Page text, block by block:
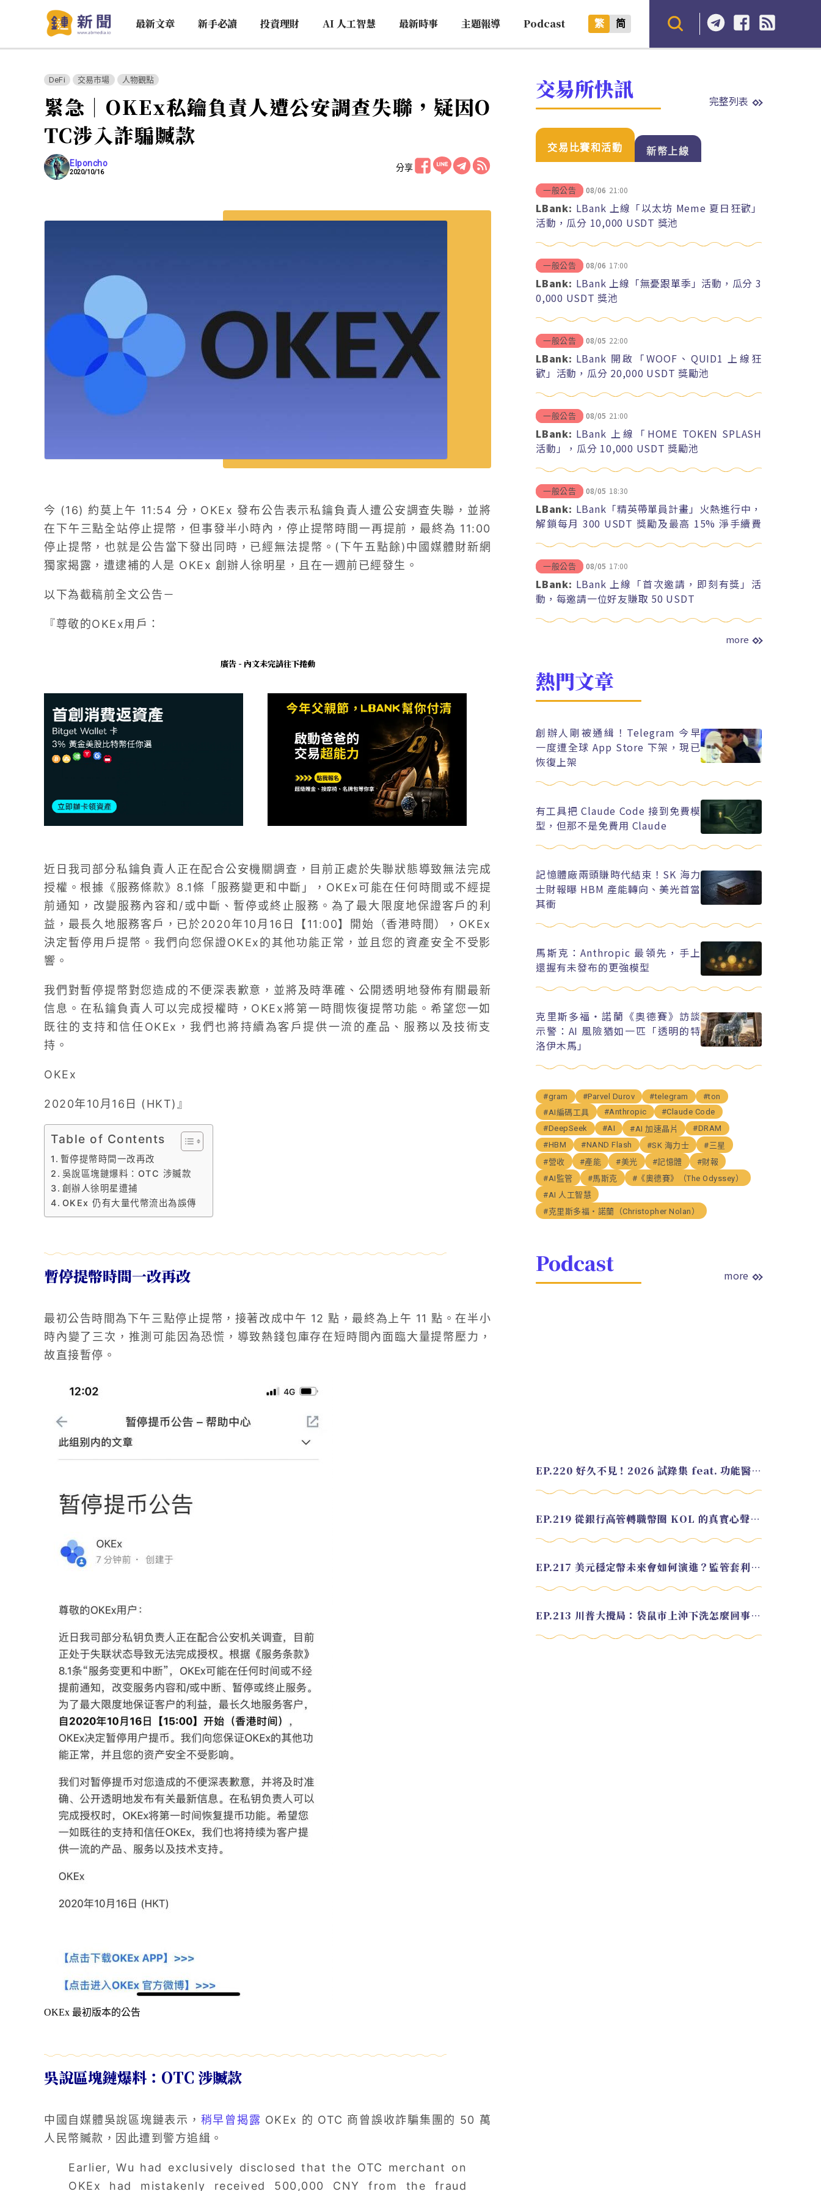
最新文章 新手必讀 投資理財 AI 人工智慧 最新時事 主題報導 Podcast 繁 简
DeFi 交易市場 人物觀點
緊急｜OKEx私鑰負責人遭公安調查失聯，疑因O
TC涉入詐騙贓款
Elponcho
2020/10/16 分享
今 (16) 約莫上午 11:54 分，OKEx 發布公告表示私鑰負責人遭公安調查失聯，並將
在下午三點全站停止提幣，但事發半小時內，停止提幣時間一再提前，最終為 11:00
停止提幣，也就是公告當下發出同時，已經無法提幣。(下午五點餘)中國媒體財新網
獨家揭露，遭逮補的人是 OKEx 創辦人徐明星，且在一週前已經發生。
以下為截稿前全文公告－
『尊敬的OKEx用戶：
廣告 - 內文未完請往下捲動
近日我司部分私鑰負責人正在配合公安機關調查，目前正處於失聯狀態導致無法完成
授權。根據《服務條款》8.1條「服務變更和中斷」，OKEx可能在任何時間或不經提
前通知，改變服務內容和/或中斷、暫停或終止服務。為了最大限度地保證客戶的利
益，最長久地服務客戶，已於2020年10月16日【11:00】開始（香港時間），OKEx
決定暫停用戶提幣。我們向您保證OKEx的其他功能正常，並且您的資產安全不受影
響。
我們對暫停提幣對您造成的不便深表歉意，並將及時準確、公開透明地發佈有關最新
信息。在私鑰負責人可以完成授權時，OKEx將第一時間恢復提幣功能。希望您一如
既往的支持和信任OKEx，我們也將持續為客戶提供一流的產品、服務以及技術支
持。
OKEx
2020年10月16日 (HKT)』
Table of Contents
暫停提幣時間一改再改
吳說區塊鏈爆料：OTC 涉贓款
創辦人徐明星遭捕
OKEx 仍有大量代幣流出為誤傳
暫停提幣時間一改再改
最初公告時間為下午三點停止提幣，接著改成中午 12 點，最終為上午 11 點。在半小
時內變了三次，推測可能因為恐慌，導致熱錢包庫存在短時間內面臨大量提幣壓力，
故直接暫停。
OKEx 最初版本的公告
吳說區塊鏈爆料：OTC 涉贓款
中國自媒體吳說區塊鏈表示， 稍早曾揭露 OKEx 的 OTC 商曾誤收詐騙集團的 50 萬
人民幣贓款，因此遭到警方追緝。
Earlier, Wu had exclusively disclosed that the OTC merchant on
OKEx had mistakenly received 500,000 CNY from the fraud
交易所快訊 完整列表
交易比賽和活動 新幣上線
一般公告 08/06 21:00
LBank: LBank 上線「以太坊 Meme 夏日狂歡」
活動，瓜分 10,000 USDT 獎池
一般公告 08/06 17:00
LBank: LBank 上線「無憂跟單季」活動，瓜分 3
0,000 USDT 獎池
一般公告 08/05 22:00
LBank: LBank 開啟「WOOF、QUID1 上線狂
歡」活動，瓜分 20,000 USDT 獎勵池
一般公告 08/05 21:00
LBank: LBank 上線「HOME TOKEN SPLASH
活動」，瓜分 10,000 USDT 獎勵池
一般公告 08/05 18:30
LBank: LBank「精英帶單員計畫」火熱進行中，
解鎖每月 300 USDT 獎勵及最高 15% 淨手續費
一般公告 08/05 17:00
LBank: LBank 上線「首次邀請，即刻有獎」活
動，每邀請一位好友賺取 50 USDT
more
熱門文章
創辦人剛被通緝！Telegram 今早
一度遭全球 App Store 下架，現已
恢復上架
有工具把 Claude Code 接到免費模
型，但那不是免費用 Claude
記憶體廠兩頭賺時代結束！SK 海力
士財報曝 HBM 產能轉向、美光首當
其衝
馬斯克：Anthropic 最領先，手上
還握有未發布的更強模型
克里斯多福・諾蘭《奧德賽》訪談
示警：AI 風險猶如一匹「透明的特
洛伊木馬」
#gram #Parvel Durov #telegram
#ton
#AI編碼工具
#Anthropic
#Claude Code
#DeepSeek
#AI #AI 加速晶片
#DRAM
#HBM
#NAND Flash #SK 海力士
#三星
#營收
#產能 #美光 #記憶體
#財報
#AI監管
#馬斯克
#《奧德賽》（The Odyssey）
#AI 人工智慧
#克里斯多福・諾蘭（Christopher Nolan）
Podcast more
EP.220 好久不見！2026 試錄集 feat. 功能醫學營養師 美寶
EP.219 從銀行高管轉職幣圈 KOL 的真實心聲 feat.龜大
EP.217 美元穩定幣未來會如何演進？監管套利終將收斂？feat. 研究員 余哲安
EP.213 川普大攪局：袋鼠市上沖下洗怎麼回事？feat. Alvin